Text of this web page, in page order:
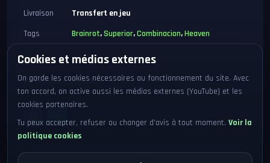
Cookies et médias externes
On garde les cookies nécessaires au fonctionnement du site. Avec
ton accord, on active aussi les médias externes (YouTube) et les
cookies partenaires.
Tu peux accepter, refuser ou changer d'avis à tout moment. Voir la
politique cookies
Livraison
Transfert en jeu
Tags
Brainrot,Superior,Combinacion,Heaven
Partager l'article